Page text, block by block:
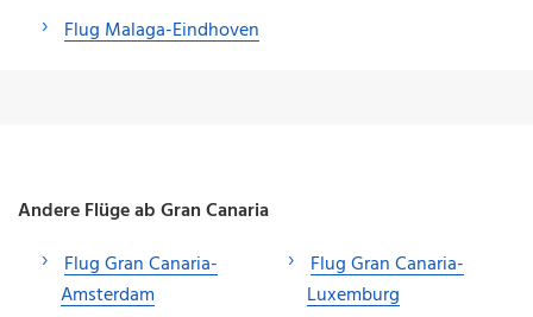
Flug Malaga-Eindhoven
Andere Flüge ab Gran Canaria
Flug Gran Canaria-
Amsterdam
Flug Gran Canaria-
Luxemburg